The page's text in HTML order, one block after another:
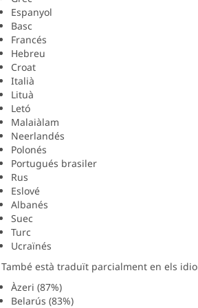
Espanyol
Basc
Francés
Hebreu
Croat
Italià
Lituà
Letó
Malaiàlam
Neerlandés
Polonés
Portugués brasiler
Rus
Eslové
Albanés
Suec
Turc
Ucraïnés
També està traduït parcialment en els
Àzeri (87%)
Belarús (83%)